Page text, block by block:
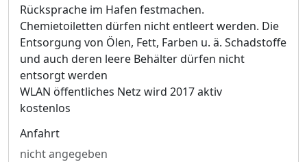
Rücksprache im Hafen festmachen.
Chemietoiletten dürfen nicht entleert werden. Die
Entsorgung von Ölen, Fett, Farben u. ä. Schadstoffe
und auch deren leere Behälter dürfen nicht
entsorgt werden
WLAN öffentliches Netz wird 2017 aktiv
kostenlos
Anfahrt
nicht angegeben